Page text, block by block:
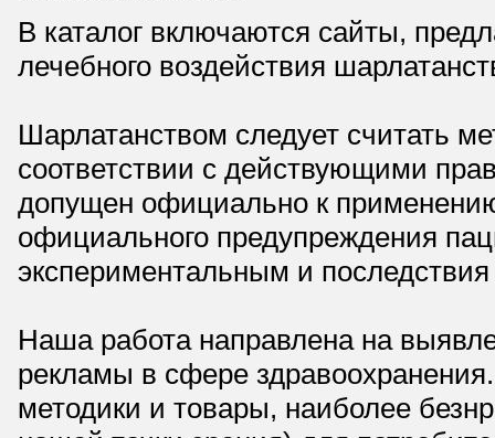
В каталог включаются сайты,
лечебного воздействия
Шарлатанством следует считать
соответствии с действующими
допущен официально к
официального предупреждения
экспериментальным и
Наша работа направлена на
рекламы в сфере
методики и товары, наиболее